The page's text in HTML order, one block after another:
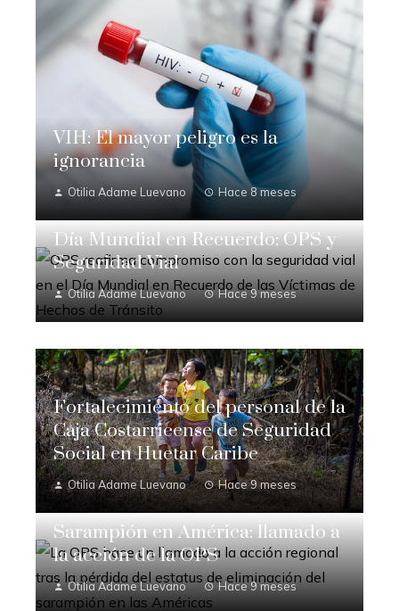
VIH: El mayor peligro es la
ignorancia
Otilia Adame Luevano Hace 8 meses
Día Mundial en Recuerdo: OPS y
Seguridad Vial
Otilia Adame Luevano Hace 9 meses
Fortalecimiento del personal de la
Caja Costarricense de Seguridad
Social en Huetar Caribe
Otilia Adame Luevano Hace 9 meses
Sarampión en América: llamado a
la acción de la OPS
Otilia Adame Luevano Hace 9 meses